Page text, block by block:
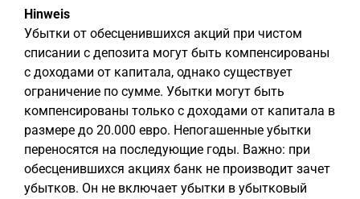
Hinweis
Убытки от обесценившихся акций при чистом
списании с депозита могут быть компенсированы
с доходами от капитала, однако существует
ограничение по сумме. Убытки могут быть
компенсированы только с доходами от капитала в
размере до 20.000 евро. Непогашенные убытки
переносятся на последующие годы. Важно: при
обесценившихся акциях банк не производит зачет
убытков. Он не включает убытки в убытковый